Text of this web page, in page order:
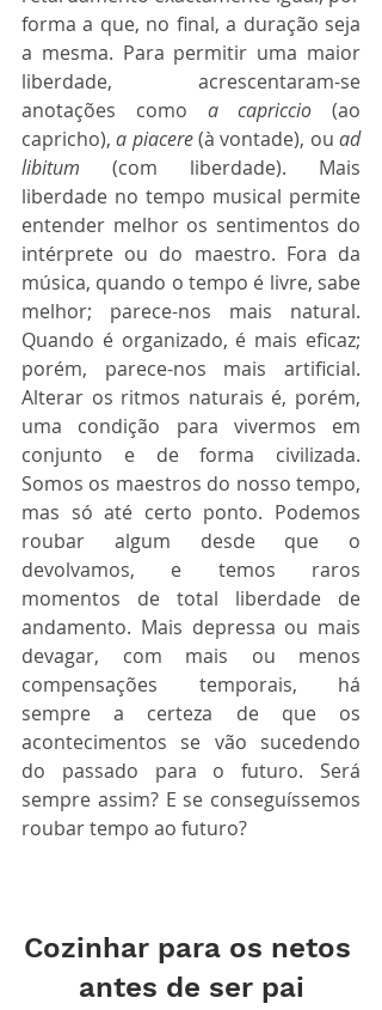
forma a que, no final, a duração seja
a mesma. Para permitir uma maior
liberdade, acrescentaram-se
anotações como a capriccio (ao
capricho), a piacere (à vontade), ou ad
libitum (com liberdade). Mais
liberdade no tempo musical permite
entender melhor os sentimentos do
intérprete ou do maestro. Fora da
música, quando o tempo é livre, sabe
melhor; parece-nos mais natural.
Quando é organizado, é mais eficaz;
porém, parece-nos mais artificial.
Alterar os ritmos naturais é, porém,
uma condição para vivermos em
conjunto e de forma civilizada.
Somos os maestros do nosso tempo,
mas só até certo ponto. Podemos
roubar algum desde que o
devolvamos, e temos raros
momentos de total liberdade de
andamento. Mais depressa ou mais
devagar, com mais ou menos
compensações temporais, há
sempre a certeza de que os
acontecimentos se vão sucedendo
do passado para o futuro. Será
sempre assim? E se conseguíssemos
roubar tempo ao futuro?
Cozinhar para os netos
antes de ser pai